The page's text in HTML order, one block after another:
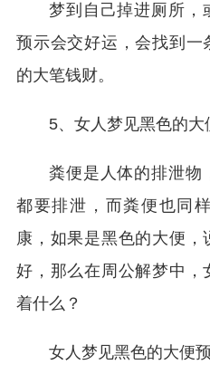
梦到自己掉进厕所，
预示会交好运，会找到
的大笔钱财。
5、女人梦见黑色的大
粪便是人体的排泄物
都要排泄，而粪便也同
康，如果是黑色的大便
好，那么在周公解梦中
着什么？
女人梦见黑色的大便